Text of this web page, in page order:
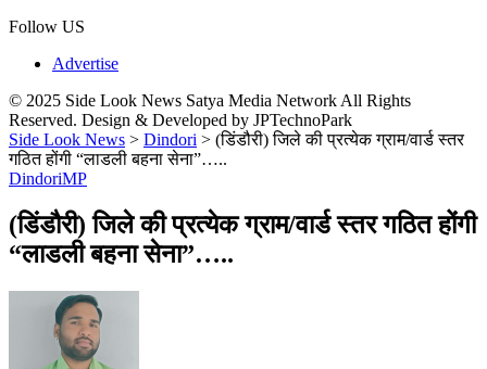
Follow US
Advertise
© 2025 Side Look News Satya Media Network All Rights
Reserved. Design & Developed by JPTechnoPark
Side Look News > Dindori > (डिंडौरी) जिले की प्रत्येक ग्राम/वार्ड स्तर
गठित होंगी “लाडली बहना सेना”…..
DindoriMP
(डिंडौरी) जिले की प्रत्येक ग्राम/वार्ड स्तर गठित होंगी
“लाडली बहना सेना”…..